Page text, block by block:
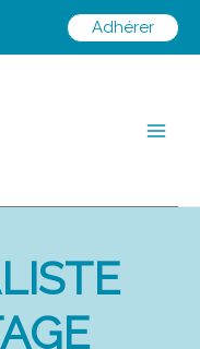
Adhérer